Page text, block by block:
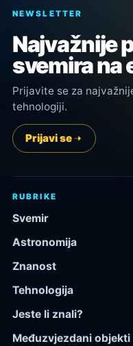
NEWSLETTER
Najvažnije
svemira na
Prijavite se za
tehnologiji.
Prijavi se
RUBRIKE
Svemir
Astronomija
Znanost
Tehnologija
Jeste li znali?
Međuzvjezdani objekti